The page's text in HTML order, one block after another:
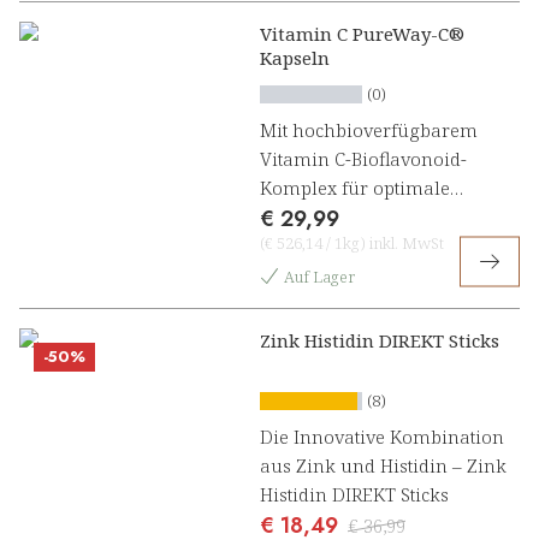
Vitamin C PureWay-C®
Kapseln
(0)
Mit hochbioverfügbarem
Vitamin C-Bioflavonoid-
Komplex für optimale
Immununterstützung
€ 29,99
(€ 526,14 / 1kg) inkl. MwSt
Auf Lager
-50%
Zink Histidin DIREKT Sticks
(8)
Die Innovative Kombination
aus Zink und Histidin – Zink
Histidin DIREKT Sticks
€ 18,49 € 36,99